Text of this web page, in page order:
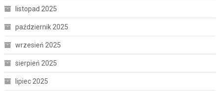
listopad 2025
październik 2025
wrzesień 2025
sierpień 2025
lipiec 2025